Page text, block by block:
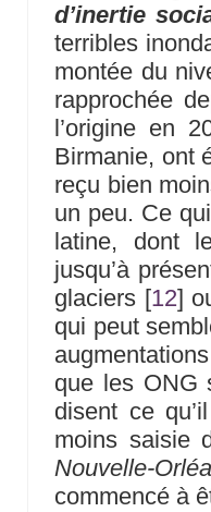
d’inertie
terribles
montée du
rapprochée
l’origine en
Birmanie, ont
reçu bien
un peu. Ce
latine, dont
jusqu’à
glaciers [12]
qui peut
que les ONG
disent ce
moins saisie
Nouvelle-
commencé à